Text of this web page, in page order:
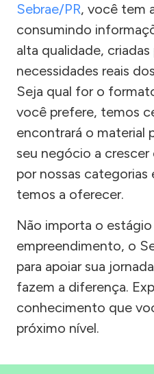
Sebrae/PR, você tem
consumindo
alta qualidade,
necessidades reais
Seja qual for o
você prefere, temos
encontrará o material
seu negócio a crescer
por nossas categorias
temos a oferecer.
Não importa o
empreendimento, o
para apoiar sua
fazem a diferença.
conhecimento que
próximo nível.